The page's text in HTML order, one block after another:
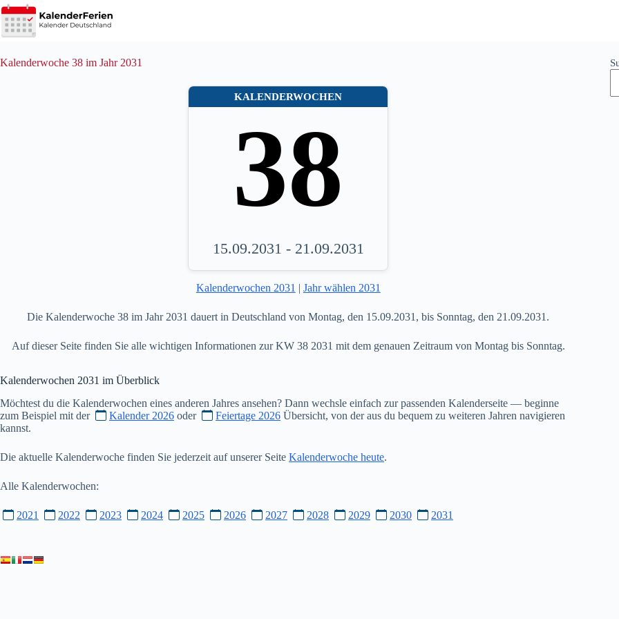
Zum
Inhalt
springen
Kalenderwoche 38 im Jahr 2031
KALENDERWOCHEN
38
15.09.2031 - 21.09.2031
Kalenderwochen 2031 | Jahr wählen 2031
Die Kalenderwoche 38 im Jahr 2031 dauert in Deutschland von Montag, den 15.09.2031, bis Sonntag, den 21.09.2031.
Auf dieser Seite finden Sie alle wichtigen Informationen zur KW 38 2031 mit dem genauen Zeitraum von Montag bis Sonntag.
Kalenderwochen 2031 im Überblick
Möchtest du die Kalenderwochen eines anderen Jahres ansehen? Dann wechsle einfach zur passenden Kalenderseite — beginne
zum Beispiel mit der
Kalender 2026 oder Feiertage 2026 Übersicht, von der aus du bequem zu weiteren Jahren navigieren
kannst.
Die aktuelle Kalenderwoche finden Sie jederzeit auf unserer Seite Kalenderwoche heute.
Alle Kalenderwochen:
2021 2022 2023 2024 2025 2026 2027 2028 2029 2030 2031